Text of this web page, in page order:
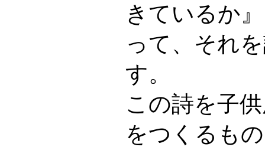
きているか
って、それ
す。
この詩を子
をつくるも